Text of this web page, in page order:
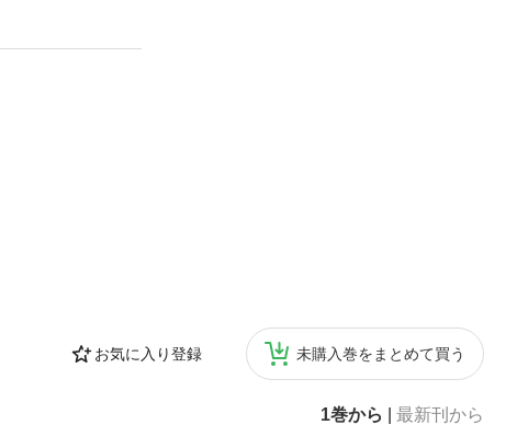
お気に入り登録 未購入巻をまとめて買う
1巻から 最新刊から